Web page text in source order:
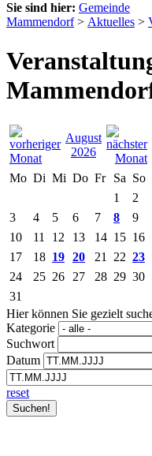
Sie sind hier: Gemeinde
Mammendorf> Aktuelles >
August
2026
Mo Di Mi Do Fr Sa So
1
2
3
4 5 6 7 8
9
10
11 12 13 14 15 16
17
18 19 20 21 22 23
24
25 26 27 28 29 30
31
Hier können Sie gezielt
Kategorie
Suchwort
Datum
reset